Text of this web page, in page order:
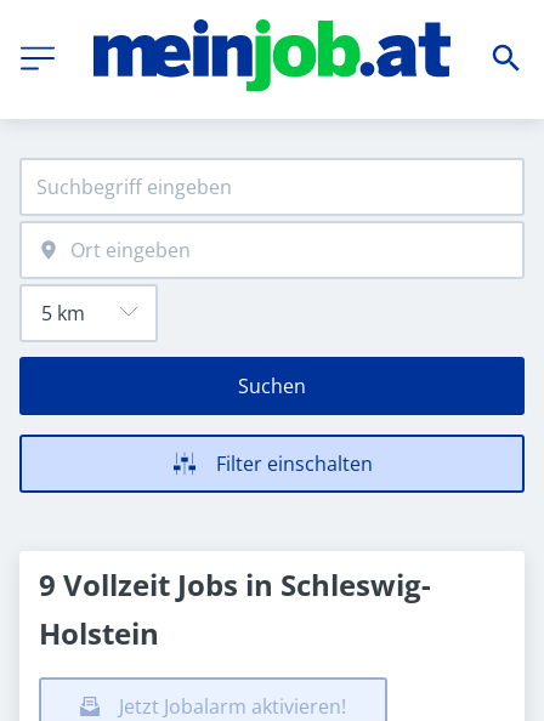
Suchen
Filter einschalten
9 Vollzeit Jobs in Schleswig-
Holstein
Jetzt Jobalarm aktivieren!